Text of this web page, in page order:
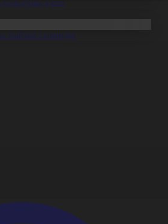
күші
тыйым салынды